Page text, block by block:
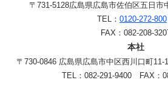
〒731-5128広島県広島市佐伯区五日市
TEL： 0120-272-800
FAX：082-208-
本社
〒730-0846 広島県広島市中区西川口町
TEL：082-291-9400 FAX：